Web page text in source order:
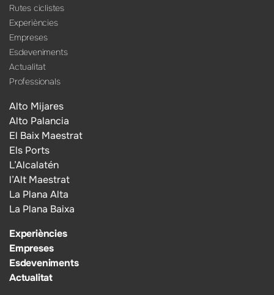
Rutes ciclistes
Experiències
Empreses
Esdeveniments
Actualitat
Professionals
Alto Mijares
Alto Palancia
El Baix Maestrat
Els Ports
L’Alcalatén
l’Alt Maestrat
La Plana Alta
La Plana Baixa
Experiències
Empreses
Esdeveniments
Actualitat